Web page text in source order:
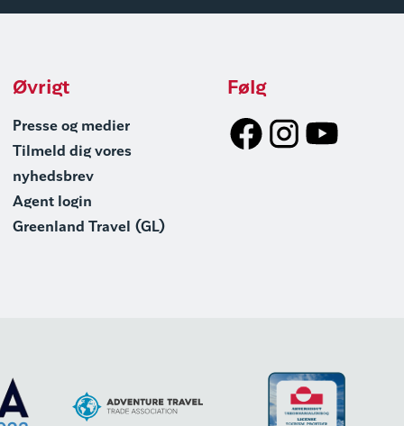
Øvrigt
Presse og medier
Tilmeld dig vores
nyhedsbrev
Agent login
Greenland Travel (GL)
Følg